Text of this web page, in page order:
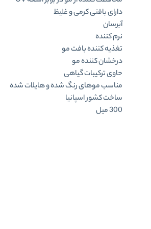
دارای بافتی کرمی و غلیظ
آبرسان
نرم کننده
تغذیه کننده بافت مو
درخشان کننده مو
حاوی ترکیبات گیاهی
مناسب موهای رنگ شده و هایلات شده
ساخت کشور اسپانیا
300 میل